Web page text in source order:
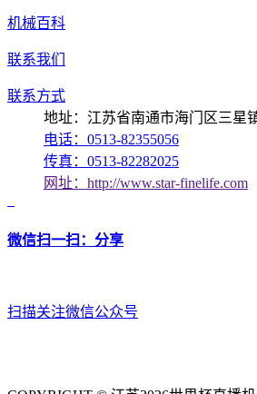
机械百科
联系我们
联系方式
地址：江苏省南通市海门区三星
电话：0513-82355056
传真：0513-82282025
网址：http://www.star-finelife.com
微信扫一扫：分享
扫描关注微信公众号